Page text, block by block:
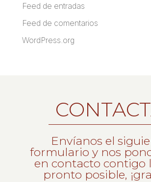
Feed de entradas
Feed de comentarios
WordPress.org
Envíanos el
formulario y nos
en contacto contigo
pronto posible,